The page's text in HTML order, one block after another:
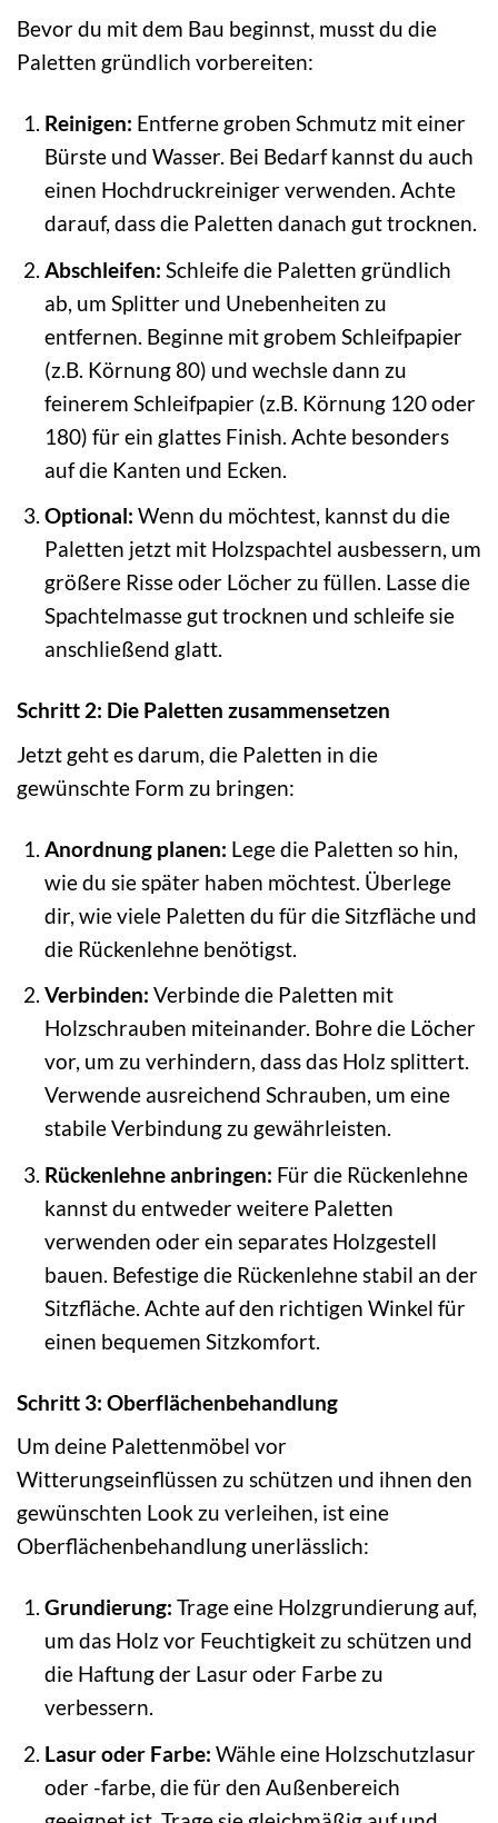
Bevor du mit dem Bau beginnst, musst du die
Paletten gründlich vorbereiten:
Reinigen: Entferne groben Schmutz mit einer
Bürste und Wasser. Bei Bedarf kannst du auch
einen Hochdruckreiniger verwenden. Achte
darauf, dass die Paletten danach gut trocknen.
Abschleifen: Schleife die Paletten gründlich
ab, um Splitter und Unebenheiten zu
entfernen. Beginne mit grobem Schleifpapier
(z.B. Körnung 80) und wechsle dann zu
feinerem Schleifpapier (z.B. Körnung 120 oder
180) für ein glattes Finish. Achte besonders
auf die Kanten und Ecken.
Optional: Wenn du möchtest, kannst du die
Paletten jetzt mit Holzspachtel ausbessern, um
größere Risse oder Löcher zu füllen. Lasse die
Spachtelmasse gut trocknen und schleife sie
anschließend glatt.
Schritt 2: Die Paletten zusammensetzen
Jetzt geht es darum, die Paletten in die
gewünschte Form zu bringen:
Anordnung planen: Lege die Paletten so hin,
wie du sie später haben möchtest. Überlege
dir, wie viele Paletten du für die Sitzfläche und
die Rückenlehne benötigst.
Verbinden: Verbinde die Paletten mit
Holzschrauben miteinander. Bohre die Löcher
vor, um zu verhindern, dass das Holz splittert.
Verwende ausreichend Schrauben, um eine
stabile Verbindung zu gewährleisten.
Rückenlehne anbringen: Für die Rückenlehne
kannst du entweder weitere Paletten
verwenden oder ein separates Holzgestell
bauen. Befestige die Rückenlehne stabil an der
Sitzfläche. Achte auf den richtigen Winkel für
einen bequemen Sitzkomfort.
Schritt 3: Oberflächenbehandlung
Um deine Palettenmöbel vor
Witterungseinflüssen zu schützen und ihnen den
gewünschten Look zu verleihen, ist eine
Oberflächenbehandlung unerlässlich:
Grundierung: Trage eine Holzgrundierung auf,
um das Holz vor Feuchtigkeit zu schützen und
die Haftung der Lasur oder Farbe zu
verbessern.
Lasur oder Farbe: Wähle eine Holzschutzlasur
oder -farbe, die für den Außenbereich